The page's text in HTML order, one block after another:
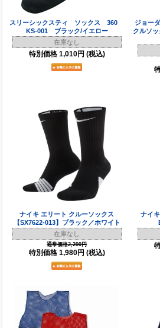
スリーシックスティ ソックス 360
KS-001 ブラック/イエロー
在庫なし
特別価格 1,010円 (税込)
ジョー
クルソ
ナイキ エリート クルーソックス
【SX7622-013】ブラック／ホワイト
在庫なし
通常価格2,200円
特別価格 1,980円 (税込)
ナイ